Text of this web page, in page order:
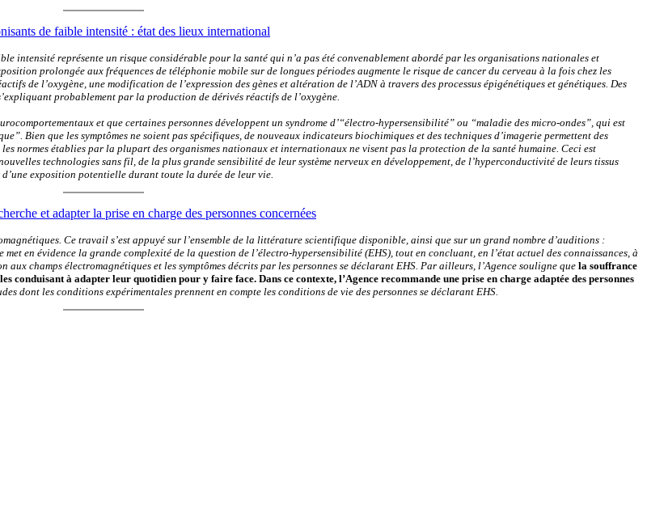
de faible intensité : état des lieux international
intensité représente un risque considérable pour la santé qui n’a pas été convenablement abordé par les organisations nationales et
prolongée aux fréquences de téléphonie mobile sur de longues périodes augmente le risque de cancer du cerveau à la fois chez les
de l’oxygène, une modification de l’expression des gènes et altération de l’ADN à travers des processus épigénétiques et génétiques. Des
probablement par la production de dérivés réactifs de l’oxygène.
et que certaines personnes développent un syndrome d’“électro-hypersensibilité” ou “maladie des micro-ondes”, qui est
Bien que les symptômes ne soient pas spécifiques, de nouveaux indicateurs biochimiques et des techniques d’imagerie permettent des
normes établies par la plupart des organismes nationaux et internationaux ne visent pas la protection de la santé humaine. Ceci est
technologies sans fil, de la plus grande sensibilité de leur système nerveux en développement, de l’hyperconductivité de leurs tissus
exposition potentielle durant toute la durée de leur vie.
et adapter la prise en charge des personnes concernées
Ce travail s’est appuyé sur l’ensemble de la littérature scientifique disponible, ainsi que sur un grand nombre d’auditions :
en évidence la grande complexité de la question de l’électro-hypersensibilité (EHS), tout en concluant, en l’état actuel des connaissances, à
champs électromagnétiques et les symptômes décrits par les personnes se déclarant EHS. Par ailleurs, l’Agence souligne que la souffrance
conduisant à adapter leur quotidien pour y faire face. Dans ce contexte, l’Agence recommande une prise en charge adaptée des personnes
dont les conditions expérimentales prennent en compte les conditions de vie des personnes se déclarant EHS.